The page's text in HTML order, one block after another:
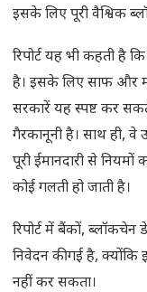
इसके लिए पूरी वैश्विक
रिपोर्ट यह भी कहती
है। इसके लिए साफ और
सरकारें यह स्पष्ट कर
गैरकानूनी है। साथ ही, वे
पूरी ईमानदारी से
कोई गलती हो जाती है।
रिपोर्ट में बैंकों,
निवेदन की गई है,
नहीं कर सकता।